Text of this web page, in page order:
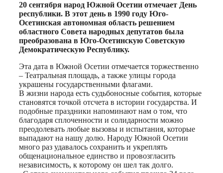
20 сентября народ Южной Осетии отмечает День
республики. В этот день в 1990 году Юго-
Осетинская автономная область решением
областного Совета народных депутатов была
преобразована в Юго-Осетинскую Советскую
Демократическую Республику.
Эта дата в Южной Осетии отмечается торжественно
– Театральная площадь, а также улицы города
украшены государственными флагами.
В жизни народа есть судьбоносные события, которые
становятся точкой отсчета в истории государства. И
подобные праздники напоминают нам о том, что
благодаря сплоченности и солидарности можно
преодолевать любые вызовы и испытания, которые
выпадают на нашу долю. Народу Южной Осетии
много раз удавалось сохранить и укреплять
общенациональное единство и провозгласить
независимость, к которому он шел так долго.